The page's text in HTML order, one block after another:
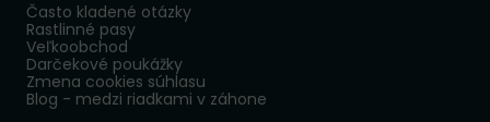
Často kladené otázky
Rastlinné pasy
Veľkoobchod
Darčekové poukážky
Zmena cookies súhlasu
Blog - medzi riadkami v záhone